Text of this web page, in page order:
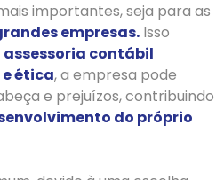
importantes, seja para as
empresas. Isso
assessoria contábil
ética, a empresa pode
e prejuízos, contribuindo
do próprio